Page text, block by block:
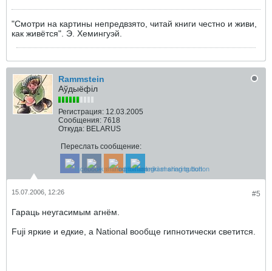
"Смотри на картины непредвзято, читай книги честно и живи,
как живётся". Э. Хемингуэй.
Rammstein
Аўдыёфіл
Регистрация: 12.03.2005
Сообщения: 7618
Откуда: BELARUS
Переслать сообщение:
#5
15.07.2006, 12:26
Гараць неугасимым агнём.
Fuji яркие и едкие, а National вообще гипнотически светится.